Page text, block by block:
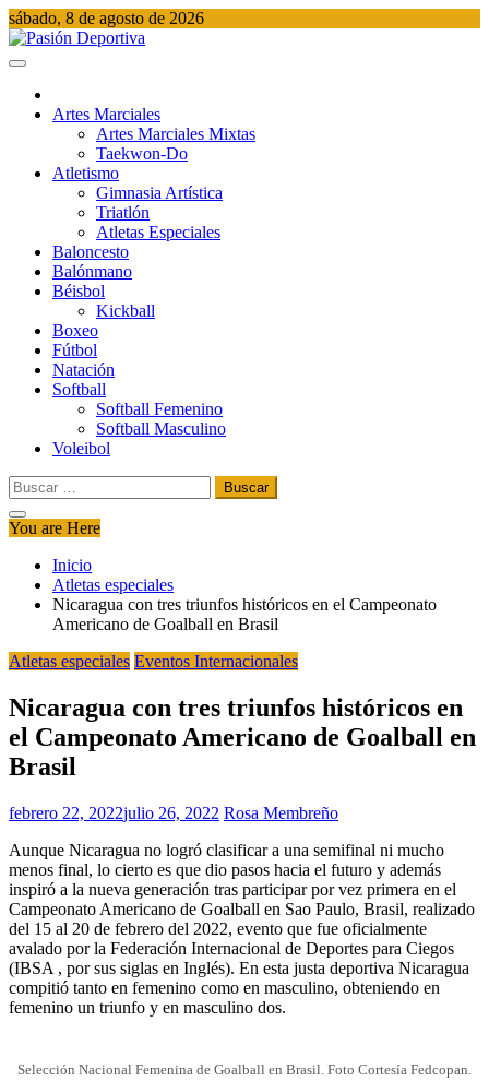
Saltar
al
contenido
sábado, 8 de agosto de 2026
Artes Marciales
Artes Marciales Mixtas
Taekwon-Do
Atletismo
Gimnasia Artística
Triatlón​
Atletas Especiales
Baloncesto
Balónmano
Béisbol
Kickball​
Boxeo
Fútbol
Natación​
Softball​
Softball​ Femenino
Softball​ Masculino
Voleibol​
Buscar:
You are Here
Inicio
Atletas especiales
Nicaragua con tres triunfos históricos en el Campeonato
Americano de Goalball en Brasil
Atletas especiales Eventos Internacionales
Nicaragua con tres triunfos históricos en
el Campeonato Americano de Goalball en
Brasil
febrero 22, 2022julio 26, 2022 Rosa Membreño
Aunque Nicaragua no logró clasificar a una semifinal ni mucho
menos final, lo cierto es que dio pasos hacia el futuro y además
inspiró a la nueva generación tras participar por vez primera en el
Campeonato Americano de Goalball en Sao Paulo, Brasil, realizado
del 15 al 20 de febrero del 2022, evento que fue oficialmente
avalado por la Federación Internacional de Deportes para Ciegos
(IBSA , por sus siglas en Inglés). En esta justa deportiva Nicaragua
compitió tanto en femenino como en masculino, obteniendo en
femenino un triunfo y en masculino dos.
Selección Nacional Femenina de Goalball en Brasil. Foto Cortesía Fedcopan.